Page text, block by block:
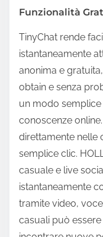
Funzionalità
TinyChat rende
istantaneamente
anonima e
obtain e senza
un modo
conoscenze
direttamente nelle
semplice clic.
casuale e live
istantaneamente
tramite video,
casuali può